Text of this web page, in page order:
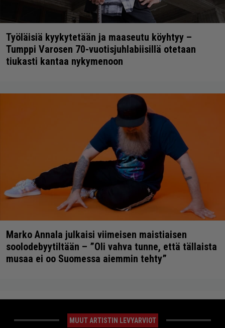
Työläisiä kyykytetään ja maaseutu köyhtyy –
Tumppi Varosen 70-vuotisjuhlabiisillä otetaan
tiukasti kantaa nykymenoon
Marko Annala julkaisi viimeisen maistiaisen
soolodebyytiltään – ”Oli vahva tunne, että tällaista
musaa ei oo Suomessa aiemmin tehty”
MUUT ARTISTIN LEVYARVIOT